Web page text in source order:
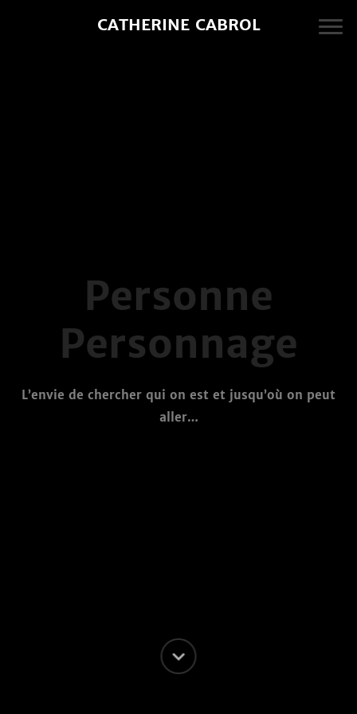
CATHERINE CABROL
Personne
Personnage
L’envie de chercher qui on est et jusqu’où on peut
aller…